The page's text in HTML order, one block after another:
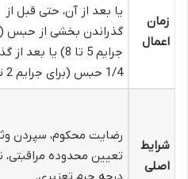
زمان
اعمال
یا بعد از آن، حتی قبل از
گذراندن بخشی از حبس
جرایم 5 تا 8) یا بعد
1/4 حبس (برای جرایم 2 تا 4).
شرایط
اصلی
رضایت محکوم، سپردن
تعیین محدوده مراقبتی،